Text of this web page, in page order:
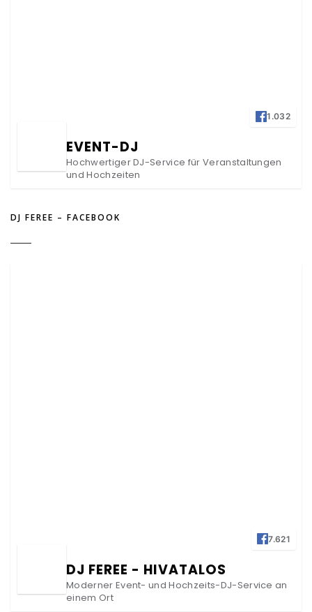
1.032
EVENT-DJ
Hochwertiger DJ-Service für Veranstaltungen
und Hochzeiten
DJ FEREE – FACEBOOK
7.621
DJ FEREE - HIVATALOS
Moderner Event- und Hochzeits-DJ-Service an
einem Ort